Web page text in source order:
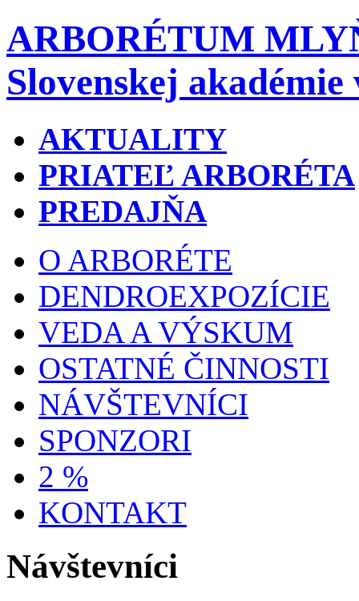
ARBORÉTUM
Slovenskej akadémie
AKTUALITY
PRIATEĽ ARBORÉTA
PREDAJŇA
O ARBORÉTE
DENDROEXPOZÍCIE
VEDA A VÝSKUM
OSTATNÉ ČINNOSTI
NÁVŠTEVNÍCI
SPONZORI
2 %
KONTAKT
Návštevníci